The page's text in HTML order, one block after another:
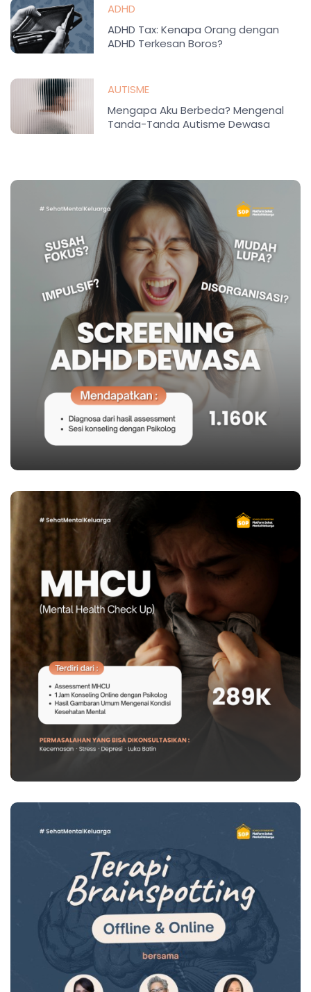
ADHD
ADHD Tax: Kenapa Orang dengan
ADHD Terkesan Boros?
AUTISME
Mengapa Aku Berbeda? Mengenal
Tanda-Tanda Autisme Dewasa